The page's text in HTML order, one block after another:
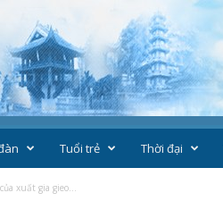
Tuổi trẻ Thời đại
xuất gia gieo...